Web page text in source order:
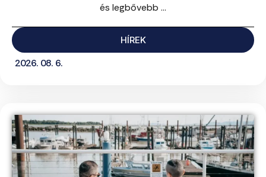
és legbővebb ...
HÍREK
2026. 08. 6.